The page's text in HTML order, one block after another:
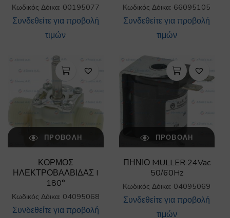
Κωδικός Δόικα: 00195077
Συνδεθείτε για προβολή
τιμών
Κωδικός Δόικα: 66095105
Συνδεθείτε για προβολή
τιμών
ΠΡΟΒΟΛΉ
ΚΟΡΜΟΣ
ΗΛΕΚΤΡΟΒΑΛΒΙΔΑΣ I
180°
Κωδικός Δόικα: 04095068
Συνδεθείτε για προβολή
ΠΡΟΒΟΛΉ
ΠΗΝΙΟ MULLER 24Vac
50/60Hz
Κωδικός Δόικα: 04095069
Συνδεθείτε για προβολή
τιμών